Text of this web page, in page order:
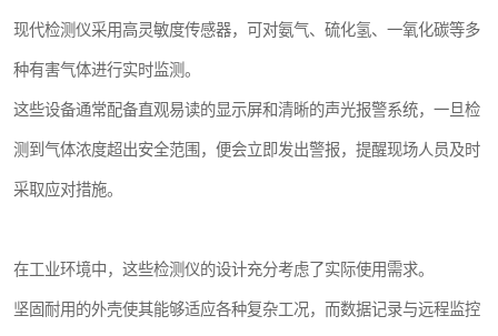
现代检测仪采用高灵敏度传感器，可对氨气、硫化氢、一氧化碳等多
种有害气体进行实时监测。
这些设备通常配备直观易读的显示屏和清晰的声光报警系统，一旦检
测到气体浓度超出安全范围，便会立即发出警报，提醒现场人员及时
采取应对措施。
在工业环境中，这些检测仪的设计充分考虑了实际使用需求。
坚固耐用的外壳使其能够适应各种复杂工况，而数据记录与远程监控